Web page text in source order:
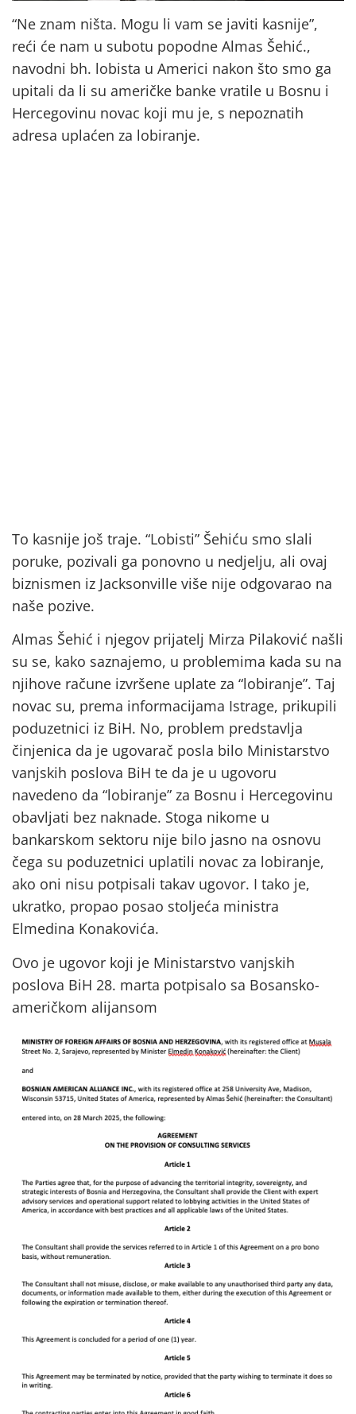
“Ne znam ništa. Mogu li vam se javiti kasnije”,
reći će nam u subotu popodne Almas Šehić.,
navodni bh. lobista u Americi nakon što smo ga
upitali da li su američke banke vratile u Bosnu i
Hercegovinu novac koji mu je, s nepoznatih
adresa uplaćen za lobiranje.
To kasnije još traje. “Lobisti” Šehiću smo slali
poruke, pozivali ga ponovno u nedjelju, ali ovaj
biznismen iz Jacksonville više nije odgovarao na
naše pozive.
Almas Šehić i njegov prijatelj Mirza Pilaković našli
su se, kako saznajemo, u problemima kada su na
njihove račune izvršene uplate za “lobiranje”. Taj
novac su, prema informacijama Istrage, prikupili
poduzetnici iz BiH. No, problem predstavlja
činjenica da je ugovarač posla bilo Ministarstvo
vanjskih poslova BiH te da je u ugovoru
navedeno da “lobiranje” za Bosnu i Hercegovinu
obavljati bez naknade. Stoga nikome u
bankarskom sektoru nije bilo jasno na osnovu
čega su poduzetnici uplatili novac za lobiranje,
ako oni nisu potpisali takav ugovor. I tako je,
ukratko, propao posao stoljeća ministra
Elmedina Konakovića.
Ovo je ugovor koji je Ministarstvo vanjskih
poslova BiH 28. marta potpisalo sa Bosansko-
američkom alijansom